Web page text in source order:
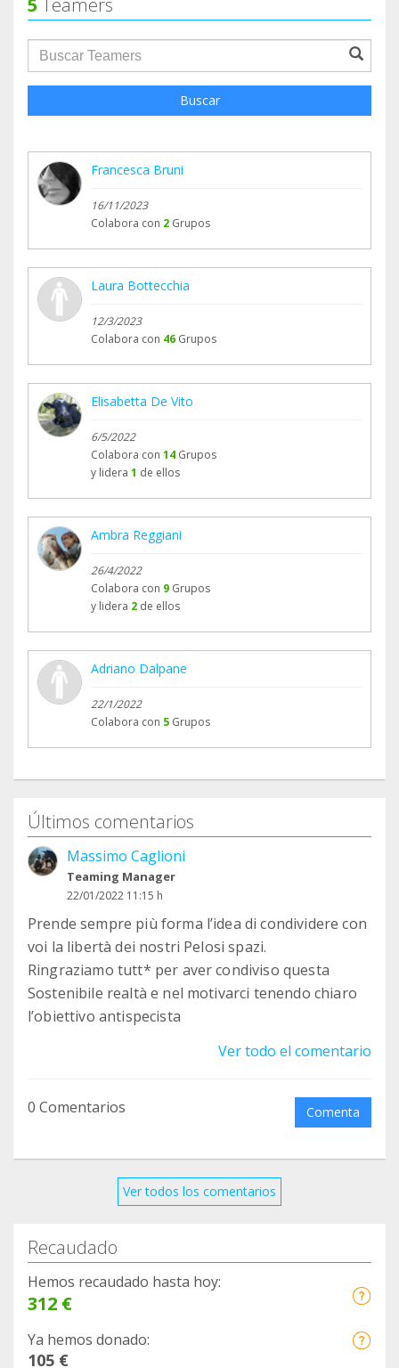
5 Teamers
groupProfile.searchForm.search.text???
Buscar
Francesca Bruni
16/11/2023
Colabora con 2 Grupos
Laura Bottecchia
12/3/2023
Colabora con 46 Grupos
Elisabetta De Vito
6/5/2022
Colabora con 14 Grupos
y lidera 1 de ellos
Ambra Reggiani
26/4/2022
Colabora con 9 Grupos
y lidera 2 de ellos
Adriano Dalpane
22/1/2022
Colabora con 5 Grupos
Últimos comentarios
Massimo Caglioni
Teaming Manager
22/01/2022 11:15 h
Prende sempre più forma l’idea di condividere con
voi la libertà dei nostri Pelosi spazi.
Ringraziamo tutt* per aver condiviso questa
Sostenibile realtà e nel motivarci tenendo chiaro
l’obiettivo antispecista
Ver todo el comentario
0 Comentarios Comenta
Ver todos los comentarios
Recaudado
Hemos recaudado hasta hoy:
312 €
Ya hemos donado:
105 €